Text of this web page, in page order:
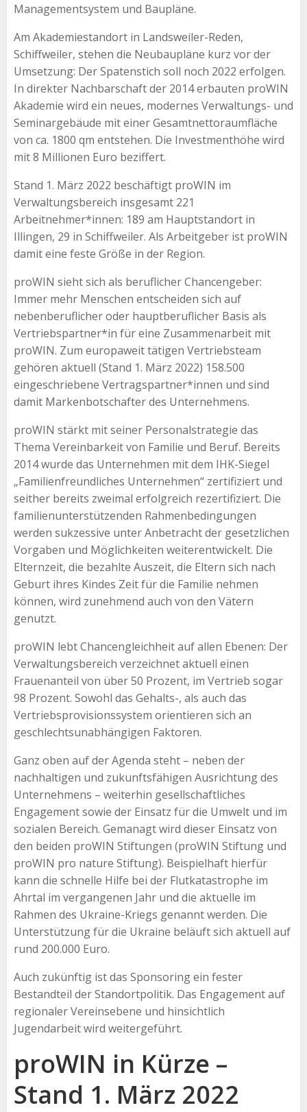
Managementsystem und Baupläne.
Am Akademiestandort in Landsweiler-Reden,
Schiffweiler, stehen die Neubaupläne kurz vor der
Umsetzung: Der Spatenstich soll noch 2022 erfolgen.
In direkter Nachbarschaft der 2014 erbauten proWIN
Akademie wird ein neues, modernes Verwaltungs- und
Seminargebäude mit einer Gesamtnettoraumfläche
von ca. 1800 qm entstehen. Die Investmenthöhe wird
mit 8 Millionen Euro beziffert.
Stand 1. März 2022 beschäftigt proWIN im
Verwaltungsbereich insgesamt 221
Arbeitnehmer*innen: 189 am Hauptstandort in
Illingen, 29 in Schiffweiler. Als Arbeitgeber ist proWIN
damit eine feste Größe in der Region.
proWIN sieht sich als beruflicher Chancengeber:
Immer mehr Menschen entscheiden sich auf
nebenberuflicher oder hauptberuflicher Basis als
Vertriebspartner*in für eine Zusammenarbeit mit
proWIN. Zum europaweit tätigen Vertriebsteam
gehören aktuell (Stand 1. März 2022) 158.500
eingeschriebene Vertragspartner*innen und sind
damit Markenbotschafter des Unternehmens.
proWIN stärkt mit seiner Personalstrategie das
Thema Vereinbarkeit von Familie und Beruf. Bereits
2014 wurde das Unternehmen mit dem IHK-Siegel
„Familienfreundliches Unternehmen“ zertifiziert und
seither bereits zweimal erfolgreich rezertifiziert. Die
familienunterstützenden Rahmenbedingungen
werden sukzessive unter Anbetracht der gesetzlichen
Vorgaben und Möglichkeiten weiterentwickelt. Die
Elternzeit, die bezahlte Auszeit, die Eltern sich nach
Geburt ihres Kindes Zeit für die Familie nehmen
können, wird zunehmend auch von den Vätern
genutzt.
proWIN lebt Chancengleichheit auf allen Ebenen: Der
Verwaltungsbereich verzeichnet aktuell einen
Frauenanteil von über 50 Prozent, im Vertrieb sogar
98 Prozent. Sowohl das Gehalts-, als auch das
Vertriebsprovisionssystem orientieren sich an
geschlechtsunabhängigen Faktoren.
Ganz oben auf der Agenda steht – neben der
nachhaltigen und zukunftsfähigen Ausrichtung des
Unternehmens – weiterhin gesellschaftliches
Engagement sowie der Einsatz für die Umwelt und im
sozialen Bereich. Gemanagt wird dieser Einsatz von
den beiden proWIN Stiftungen (proWIN Stiftung und
proWIN pro nature Stiftung). Beispielhaft hierfür
kann die schnelle Hilfe bei der Flutkatastrophe im
Ahrtal im vergangenen Jahr und die aktuelle im
Rahmen des Ukraine-Kriegs genannt werden. Die
Unterstützung für die Ukraine beläuft sich aktuell auf
rund 200.000 Euro.
Auch zukünftig ist das Sponsoring ein fester
Bestandteil der Standortpolitik. Das Engagement auf
regionaler Vereinsebene und hinsichtlich
Jugendarbeit wird weitergeführt.
proWIN in Kürze –
Stand 1. März 2022